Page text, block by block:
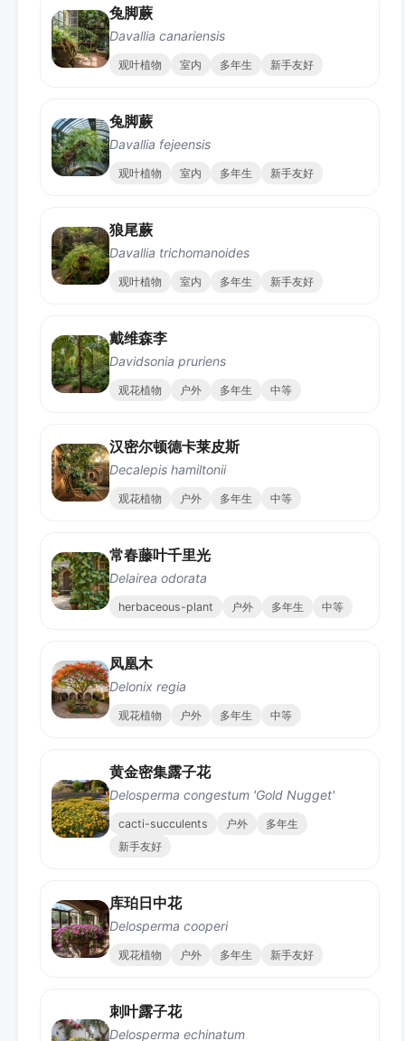
兔脚蕨
Davallia canariensis
观叶植物 室内 多年生 新手友好
兔脚蕨
Davallia fejeensis
观叶植物 室内 多年生 新手友好
狼尾蕨
Davallia trichomanoides
观叶植物 室内 多年生 新手友好
戴维森李
Davidsonia pruriens
观花植物 户外 多年生 中等
汉密尔顿德卡莱皮斯
Decalepis hamiltonii
观花植物 户外 多年生 中等
常春藤叶千里光
Delairea odorata
herbaceous-plant 户外 多年生 中等
凤凰木
Delonix regia
观花植物 户外 多年生 中等
黄金密集露子花
Delosperma congestum 'Gold Nugget'
cacti-succulents 户外
多年生
新手友好
库珀日中花
Delosperma cooperi
观花植物 户外 多年生 新手友好
刺叶露子花
Delosperma echinatum